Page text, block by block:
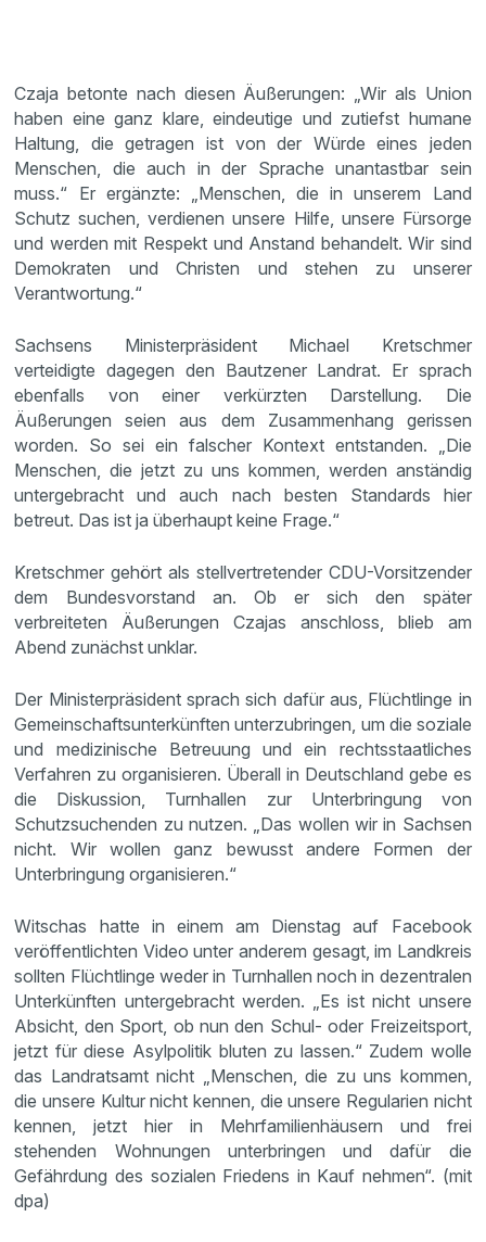
Czaja betonte nach diesen Äußerungen: „Wir als Union
haben eine ganz klare, eindeutige und zutiefst humane
Haltung, die getragen ist von der Würde eines jeden
Menschen, die auch in der Sprache unantastbar sein
muss.“ Er ergänzte: „Menschen, die in unserem Land
Schutz suchen, verdienen unsere Hilfe, unsere Fürsorge
und werden mit Respekt und Anstand behandelt. Wir sind
Demokraten und Christen und stehen zu unserer
Verantwortung.“
Sachsens Ministerpräsident Michael Kretschmer
verteidigte dagegen den Bautzener Landrat. Er sprach
ebenfalls von einer verkürzten Darstellung. Die
Äußerungen seien aus dem Zusammenhang gerissen
worden. So sei ein falscher Kontext entstanden. „Die
Menschen, die jetzt zu uns kommen, werden anständig
untergebracht und auch nach besten Standards hier
betreut. Das ist ja überhaupt keine Frage.“
Kretschmer gehört als stellvertretender CDU-Vorsitzender
dem Bundesvorstand an. Ob er sich den später
verbreiteten Äußerungen Czajas anschloss, blieb am
Abend zunächst unklar.
Der Ministerpräsident sprach sich dafür aus, Flüchtlinge in
Gemeinschaftsunterkünften unterzubringen, um die soziale
und medizinische Betreuung und ein rechtsstaatliches
Verfahren zu organisieren. Überall in Deutschland gebe es
die Diskussion, Turnhallen zur Unterbringung von
Schutzsuchenden zu nutzen. „Das wollen wir in Sachsen
nicht. Wir wollen ganz bewusst andere Formen der
Unterbringung organisieren.“
Witschas hatte in einem am Dienstag auf Facebook
veröffentlichten Video unter anderem gesagt, im Landkreis
sollten Flüchtlinge weder in Turnhallen noch in dezentralen
Unterkünften untergebracht werden. „Es ist nicht unsere
Absicht, den Sport, ob nun den Schul- oder Freizeitsport,
jetzt für diese Asylpolitik bluten zu lassen.“ Zudem wolle
das Landratsamt nicht „Menschen, die zu uns kommen,
die unsere Kultur nicht kennen, die unsere Regularien nicht
kennen, jetzt hier in Mehrfamilienhäusern und frei
stehenden Wohnungen unterbringen und dafür die
Gefährdung des sozialen Friedens in Kauf nehmen“. (mit
dpa)